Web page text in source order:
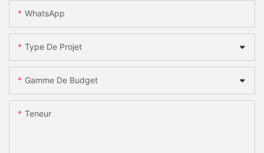
WhatsApp
Type De Projet
Gamme De Budget
Teneur